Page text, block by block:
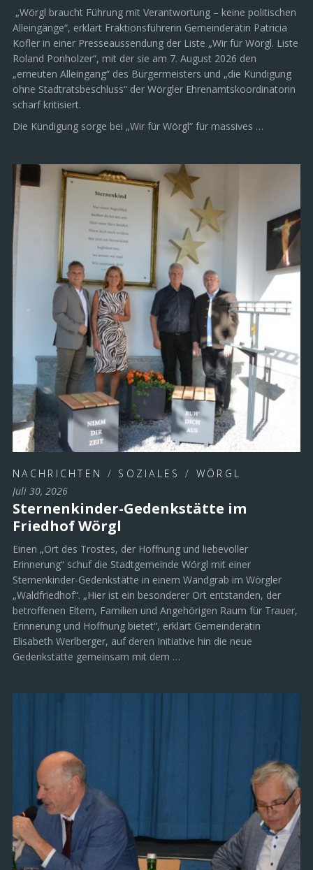
„Wörgl braucht Führung mit Verantwortung – keine politischen
Alleingänge“, erklärt Fraktionsführerin Gemeinderätin Patricia
Kofler in einer Presseaussendung der Liste „Wir für Wörgl. Liste
Roland Ponholzer“, mit der sie am 7. August 2026 den
„erneuten Alleingang“ des Bürgermeisters und „die Kündigung
ohne Stadtratsbeschluss“ der Wörgler Ehrenamtskoordinatorin
scharf kritisiert.
Die Kündigung sorge bei „Wir für Wörgl“ für massives …
NACHRICHTEN / SOZIALES / WÖRGL
Juli 30, 2026
Sternenkinder-Gedenkstätte im
Friedhof Wörgl
Einen „Ort des Trostes, der Hoffnung und liebevoller
Erinnerung“ schuf die Stadtgemeinde Wörgl mit einer
Sternenkinder-Gedenkstätte in einem Wandgrab im Wörgler
„Waldfriedhof“. „Hier ist ein besonderer Ort entstanden, der
betroffenen Eltern, Familien und Angehörigen Raum für Trauer,
Erinnerung und Hoffnung bietet“, erklärt Gemeinderätin
Elisabeth Werlberger, auf deren Initiative hin die neue
Gedenkstätte gemeinsam mit dem …